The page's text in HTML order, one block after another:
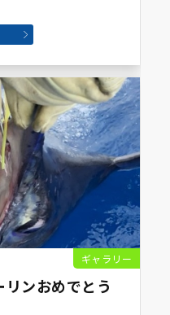
ギャラリー
ンおめでとう